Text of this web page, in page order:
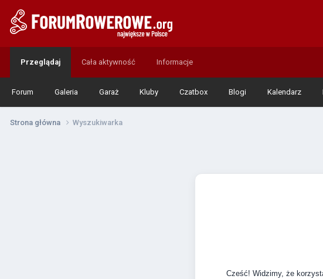
Przeglądaj
Forum Galeria Garaż Kluby Czatbox Blogi Kalendarz
Cała aktywność Informacje
Strona główna Wyszukiwarka
Cześć! Widzimy, że